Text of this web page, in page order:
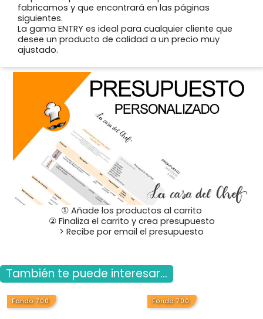
fabricamos y que encontrará en las páginas
siguientes.
La gama ENTRY es ideal para cualquier cliente que
desee un producto de calidad a un precio muy
ajustado.
① Añade los productos al carrito
② Finaliza el carrito y crea presupuesto
> Recibe por email el presupuesto
También te puede interesar...
Fondo 700 Fondo 700